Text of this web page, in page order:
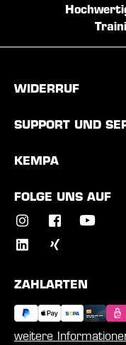
WIDERRUF
SUPPORT UND
KEMPA
FOLGE UNS AUF
ZAHLARTEN
weitere